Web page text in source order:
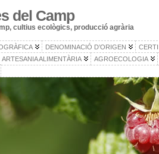
del Camp
cultius ecològics, producció agrària
DENOMINACIÓ D’ORIGEN
ARTESANIA ALIMENTÀRIA
AGROECOLOGIA